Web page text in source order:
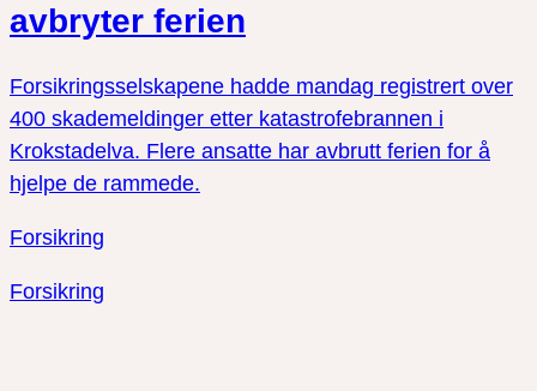
avbryter ferien
Forsikringsselskapene hadde mandag registrert over
400 skademeldinger etter katastrofebrannen i
Krokstadelva. Flere ansatte har avbrutt ferien for å
hjelpe de rammede.
Forsikring
Forsikring